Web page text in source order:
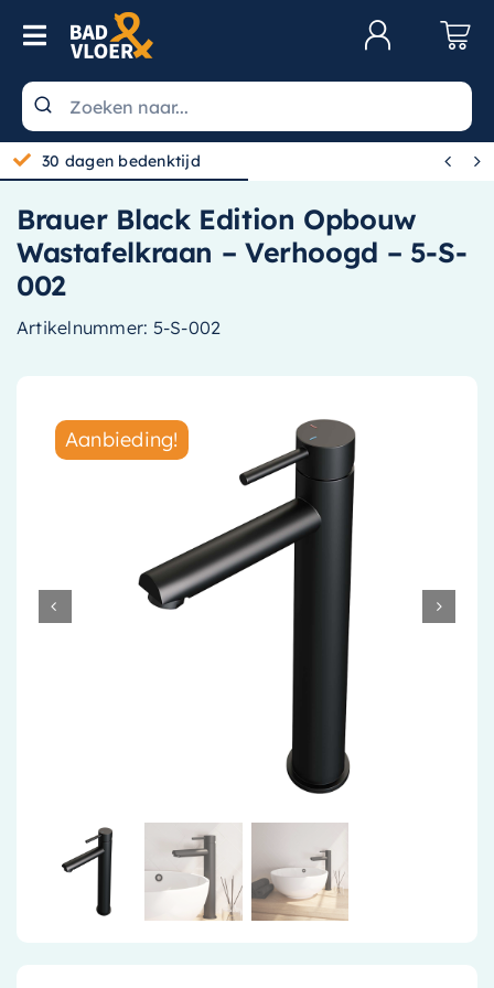
Skip to content
Toggle Navigation
Wastafels
Toiletten
Spiegels
Douche
Radiatoren
Installatiemateriaal
Klimaatbeheersing
30 dagen bedenktijd  
Brauer Black Edition Opbouw
Wastafelkraan – Verhoogd – 5-S-
002
Artikelnummer: 5-S-002
Aanbieding!